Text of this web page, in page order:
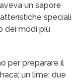
un sapore
speciali
dei modi più
per preparare il
un lime; due